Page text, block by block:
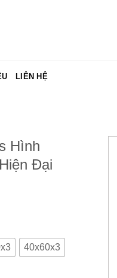
LIÊN HỆ
Hình
Đại
40x60x3